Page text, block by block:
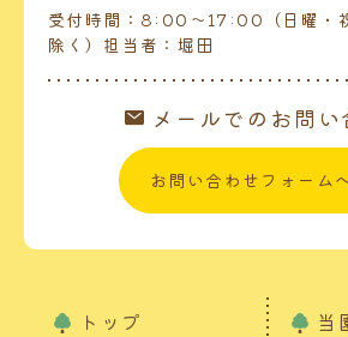
受付時間：8:00～17:00（日曜・
除く）担当者：堀田
メールでのお問い
お問い合わせフォーム
トップ 当